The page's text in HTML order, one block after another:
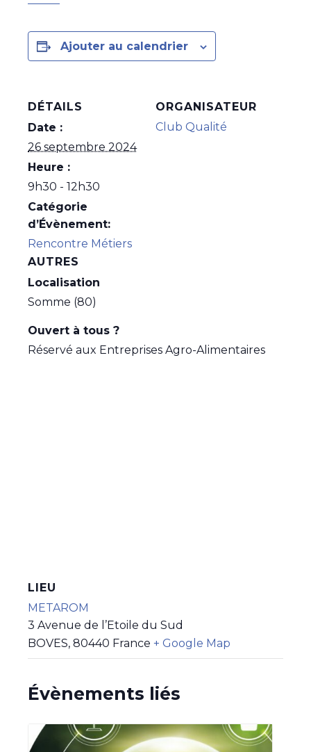
Ajouter au calendrier
DÉTAILS
Date :
26 septembre 2024
Heure :
9h30 - 12h30
Catégorie
d’Évènement:
Rencontre Métiers
ORGANISATEUR
Club Qualité
AUTRES
Localisation
Somme (80)
Ouvert à tous ?
Réservé aux Entreprises Agro-Alimentaires
LIEU
METAROM
3 Avenue de l’Etoile du Sud
BOVES, 80440 France + Google Map
Évènements liés